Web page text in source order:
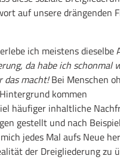
auf unsere drängenden
ich meistens dieselbe
da habe ich schonmal
das macht!Bei Menschen
kommen
häufiger inhaltliche
gestellt und nach
jedes Mal aufs Neue
der Dreigliederung zu